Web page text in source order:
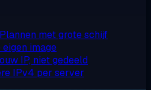
Plannen met grote schijf
image
IP, niet gedeeld
IPv4 per server